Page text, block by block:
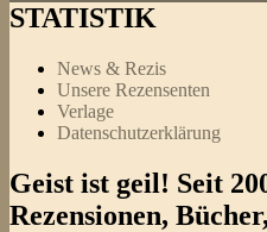
STATISTIK
News & Rezis
Unsere Rezensenten
Verlage
Datenschutzerklärung
Geist ist geil! Seit
Rezensionen,